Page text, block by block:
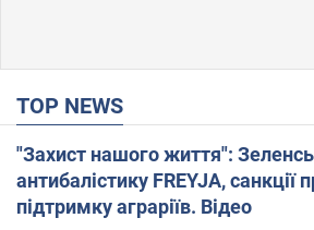
TOP NEWS
"Захист нашого життя":
антибалістику FREYJA, санкції
підтримку аграріїв. Відео